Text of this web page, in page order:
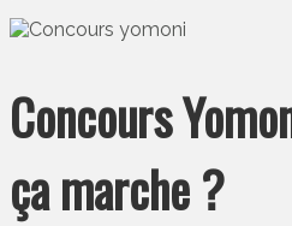
Concours
ça marche ?